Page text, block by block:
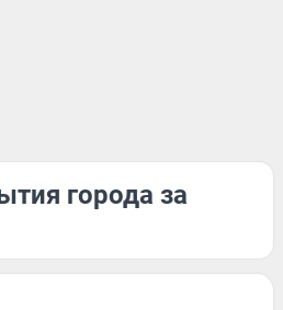
города за